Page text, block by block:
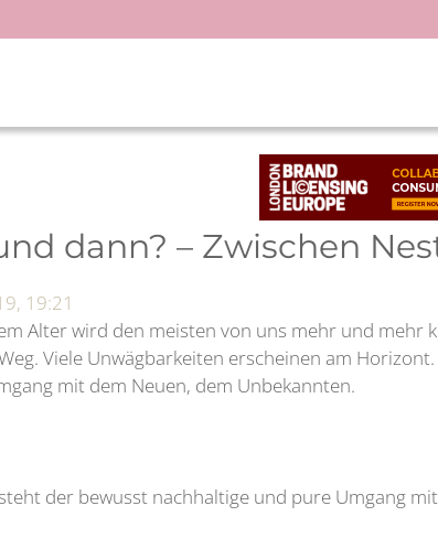
dann? – Zwischen
19:21
Alter wird den meisten von uns mehr und mehr
Viele Unwägbarkeiten erscheinen am
mit dem Neuen, dem Unbekannten.
der bewusst nachhaltige und pure Umgang